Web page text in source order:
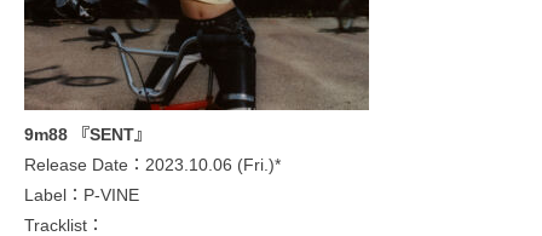
9m88 『SENT』
Release Date：2023.10.06 (Fri.)*
Label：P-VINE
Tracklist：